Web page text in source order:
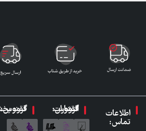
اطلاعات
تماس:
گروه انتشارات ققنوس: گروه پخش ققنوس: